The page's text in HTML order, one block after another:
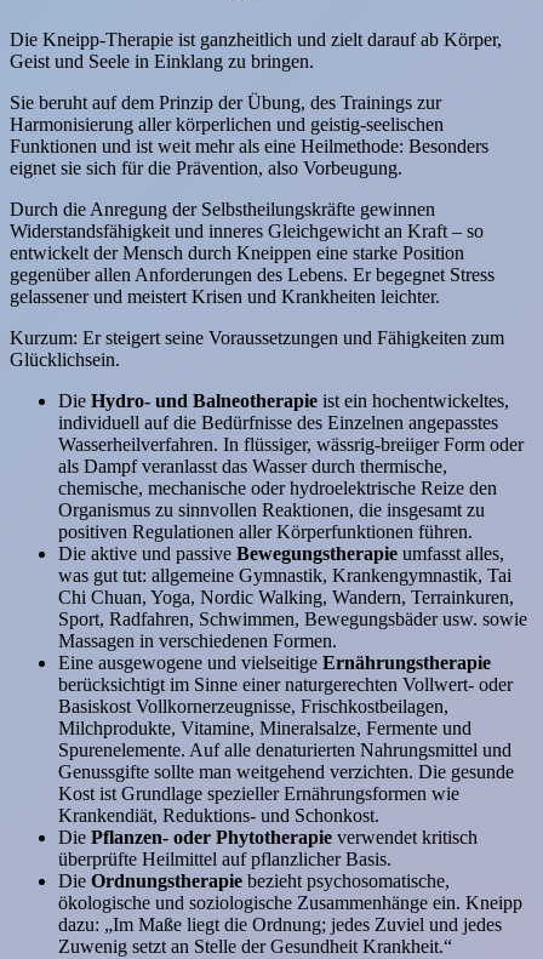
Die Kneipp-Therapie ist ganzheitlich und zielt darauf ab Körper,
Geist und Seele in Einklang zu bringen.
Sie beruht auf dem Prinzip der Übung, des Trainings zur
Harmonisierung aller körperlichen und geistig-seelischen
Funktionen und ist weit mehr als eine Heilmethode: Besonders
eignet sie sich für die Prävention, also Vorbeugung.
Durch die Anregung der Selbstheilungskräfte gewinnen
Widerstandsfähigkeit und inneres Gleichgewicht an Kraft – so
entwickelt der Mensch durch Kneippen eine starke Position
gegenüber allen Anforderungen des Lebens. Er begegnet Stress
gelassener und meistert Krisen und Krankheiten leichter.
Kurzum: Er steigert seine Voraussetzungen und Fähigkeiten zum
Glücklichsein.
Die Hydro- und Balneotherapie ist ein hochentwickeltes,
individuell auf die Bedürfnisse des Einzelnen angepasstes
Wasserheilverfahren. In flüssiger, wässrig-breiiger Form oder
als Dampf veranlasst das Wasser durch thermische,
chemische, mechanische oder hydroelektrische Reize den
Organismus zu sinnvollen Reaktionen, die insgesamt zu
positiven Regulationen aller Körperfunktionen führen.
Die aktive und passive Bewegungstherapie umfasst alles,
was gut tut: allgemeine Gymnastik, Krankengymnastik, Tai
Chi Chuan, Yoga, Nordic Walking, Wandern, Terrainkuren,
Sport, Radfahren, Schwimmen, Bewegungsbäder usw. sowie
Massagen in verschiedenen Formen.
Eine ausgewogene und vielseitige Ernährungstherapie
berücksichtigt im Sinne einer naturgerechten Vollwert- oder
Basiskost Vollkornerzeugnisse, Frischkostbeilagen,
Milchprodukte, Vitamine, Mineralsalze, Fermente und
Spurenelemente. Auf alle denaturierten Nahrungsmittel und
Genussgifte sollte man weitgehend verzichten. Die gesunde
Kost ist Grundlage spezieller Ernährungsformen wie
Krankendiät, Reduktions- und Schonkost.
Die Pflanzen- oder Phytotherapie verwendet kritisch
überprüfte Heilmittel auf pflanzlicher Basis.
Die Ordnungstherapie bezieht psychosomatische,
ökologische und soziologische Zusammenhänge ein. Kneipp
dazu: „Im Maße liegt die Ordnung; jedes Zuviel und jedes
Zuwenig setzt an Stelle der Gesundheit Krankheit.“